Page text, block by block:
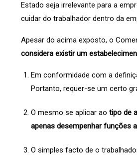
Estado seja irrelevante para a
cuidar do trabalhador dentro da
Apesar do acima exposto, o
considera existir um
Em conformidade com a
Portanto, requer-se um certo
O mesmo se aplicar ao tipo de
apenas desempenhar funções
O simples facto de o